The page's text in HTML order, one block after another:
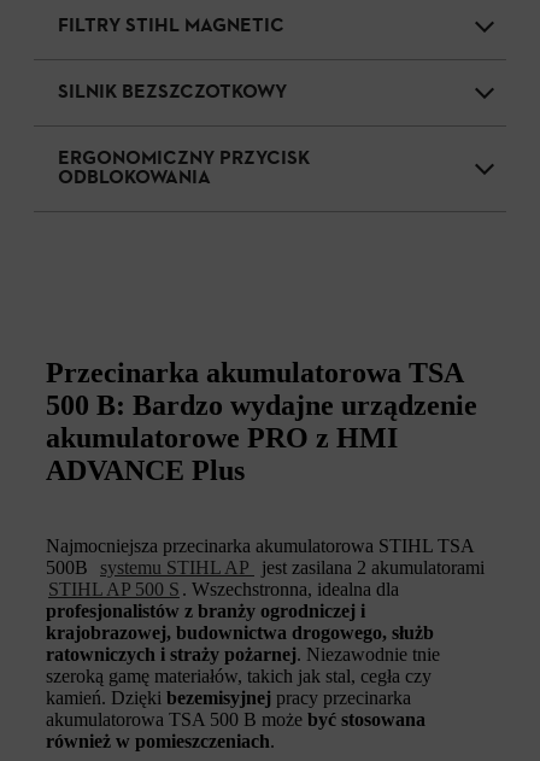
FILTRY STIHL MAGNETIC
SILNIK BEZSZCZOTKOWY
ERGONOMICZNY PRZYCISK
ODBLOKOWANIA
Przecinarka akumulatorowa TSA
500 B: Bardzo wydajne urządzenie
akumulatorowe PRO z HMI
ADVANCE Plus
Najmocniejsza przecinarka akumulatorowa STIHL TSA
500B
systemu STIHL AP
jest zasilana 2 akumulatorami
STIHL AP 500 S . Wszechstronna, idealna dla
profesjonalistów z branży ogrodniczej i
krajobrazowej, budownictwa drogowego, służb
ratowniczych i straży pożarnej. Niezawodnie tnie
szeroką gamę materiałów, takich jak stal, cegła czy
kamień. Dzięki bezemisyjnej pracy przecinarka
akumulatorowa TSA 500 B może być stosowana
również w pomieszczeniach.